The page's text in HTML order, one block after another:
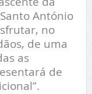
António
no
de uma
as
de